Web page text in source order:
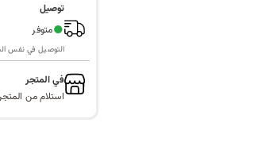
توصيل
●متوفر
التوصيل في نفس
في المتجر
استلام من المتجر